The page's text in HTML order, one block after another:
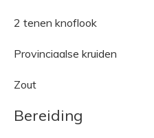
2 tenen knoflook
Provinciaalse kruiden
Zout
Bereiding